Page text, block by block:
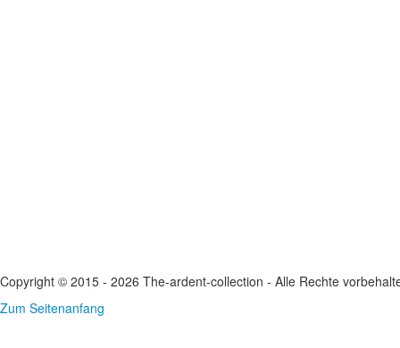
Copyright © 2015 - 2026 The-ardent-collection - Alle Rechte
Zum Seitenanfang